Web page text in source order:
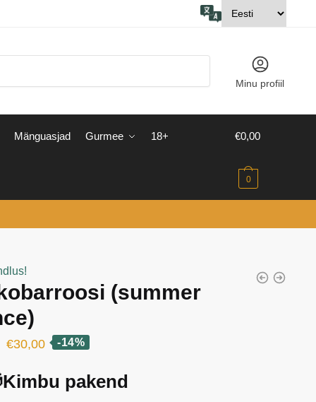
Minu profiil
Mänguasjad Gurmee 18+ €0,00
0
(summer
Algne
oli:
€30,00Current
is:
-14%
pakend